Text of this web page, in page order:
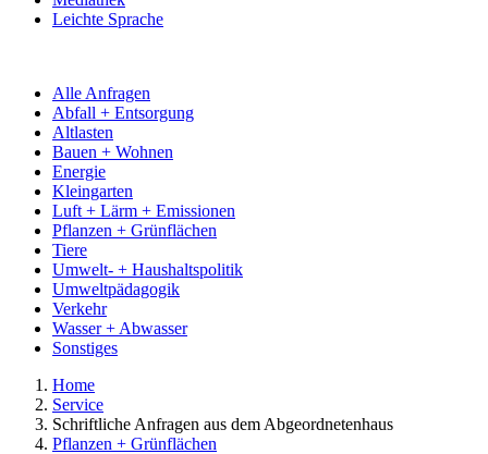
Leichte Sprache
Alle Anfragen
Abfall + Entsorgung
Altlasten
Bauen + Wohnen
Energie
Kleingarten
Luft + Lärm + Emissionen
Pflanzen + Grünflächen
Tiere
Umwelt- + Haushaltspolitik
Umweltpädagogik
Verkehr
Wasser + Abwasser
Sonstiges
Home
Service
Schriftliche Anfragen aus dem Abgeordnetenhaus
Pflanzen + Grünflächen